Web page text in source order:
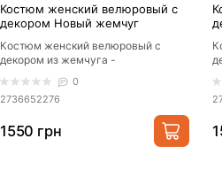
Костюм женский велюровый с
декором Новый жемчуг
Костюм женский велюровый с
декором из жемчуга -
0
2736652276
1550 грн